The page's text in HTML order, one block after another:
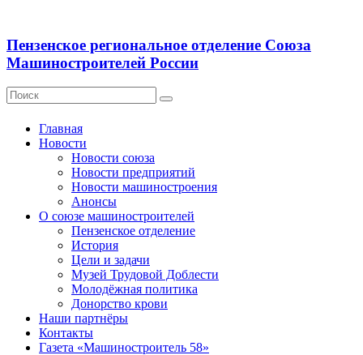
Пензенское региональное отделение Союза
Машиностроителей России
Главная
Новости
Новости союза
Новости предприятий
Новости машиностроения
Анонсы
О союзе машиностроителей
Пензенское отделение
История
Цели и задачи
Музей Трудовой Доблести
Молодёжная политика
Донорство крови
Наши партнёры
Контакты
Газета «Машиностроитель 58»